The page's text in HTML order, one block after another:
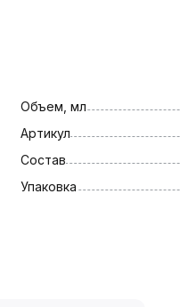
Объем, мл
Артикул
Состав
Упаковка